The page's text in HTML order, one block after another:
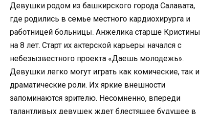
Девушки родом из башкирского города Салавата,
где родились в семье местного кардиохирурга и
работницей больницы. Анжелика старше Кристины
на 8 лет. Старт их актерской карьеры начался с
небезызвестного проекта «Даешь молодежь».
Девушки легко могут играть как комические, так и
драматические роли. Их яркие внешности
запоминаются зрителю. Несомненно, впереди
талантливых девушек ждет блестящее будущее в